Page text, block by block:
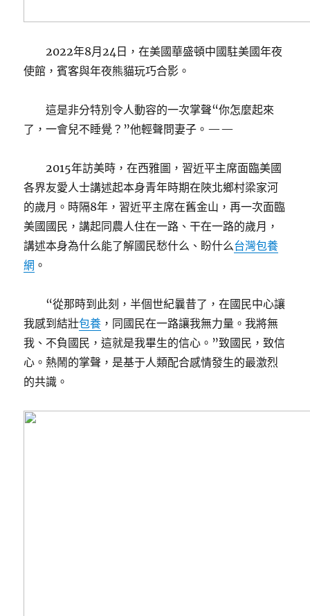
2022年8月24日，在美國華盛頓中國駐美國年夜
使館，賓客與年夜熊貓玩巧合影。
這是非分特別令人動容的一次掌聲“你怎麼起來
了，一會兒不睡覺？”他輕聲問妻子。——
2015年訪美時，在西雅圖，習近平主席面臨美國
各界友愛人士講述起本身青年時期在陜北鄉村梁家河
的歲月。時隔8年，習近平主席在舊金山，再一次面臨
美國國民，講起同農人住在一路、干在一路的歲月，
講述本身為什么能了解國民愁什么、盼什么台灣包養
網 。
“從那時到此刻，半個世紀曩昔了，在國民中心讓
我感到結壯包養 ，同國民在一路讓我無力量。我將無
我、不負國民，這就是我畢生的信心。”致國民，致信
心。熱鬧的掌聲，是基于人類配合感情發生的最激烈
的共識。